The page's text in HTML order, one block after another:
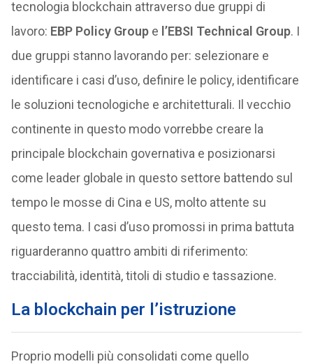
tecnologia blockchain attraverso due gruppi di
lavoro: EBP Policy Groupe l’EBSI Technical Group. I
due gruppi stanno lavorando per: selezionare e
identificare i casi d’uso, definire le policy, identificare
le soluzioni tecnologiche e architetturali. Il vecchio
continente in questo modo vorrebbe creare la
principale blockchain governativa e posizionarsi
come leader globale in questo settore battendo sul
tempo le mosse di Cina e US, molto attente su
questo tema. I casi d’uso promossi in prima battuta
riguarderanno quattro ambiti di riferimento:
tracciabilità, identità, titoli di studio e tassazione.
La blockchain per l’istruzione
Proprio modelli più consolidati come quello